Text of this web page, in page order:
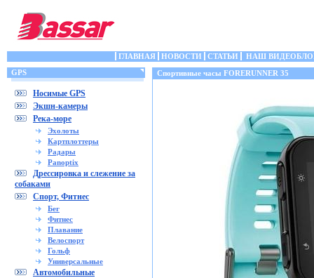
ГЛАВНАЯ НОВОСТИ СТАТЬИ
НАШ
GPS
Носимые GPS
Экшн-камеры
Река-море
Эхолоты
Картплоттеры
Радары
Panoptix
Дрессировка и слежение за
собаками
Спорт, Фитнес
Бег
Фитнес
Плавание
Велоспорт
Гольф
Универсальные
Автомобильные
Спортивные часы FORERUNNER 35